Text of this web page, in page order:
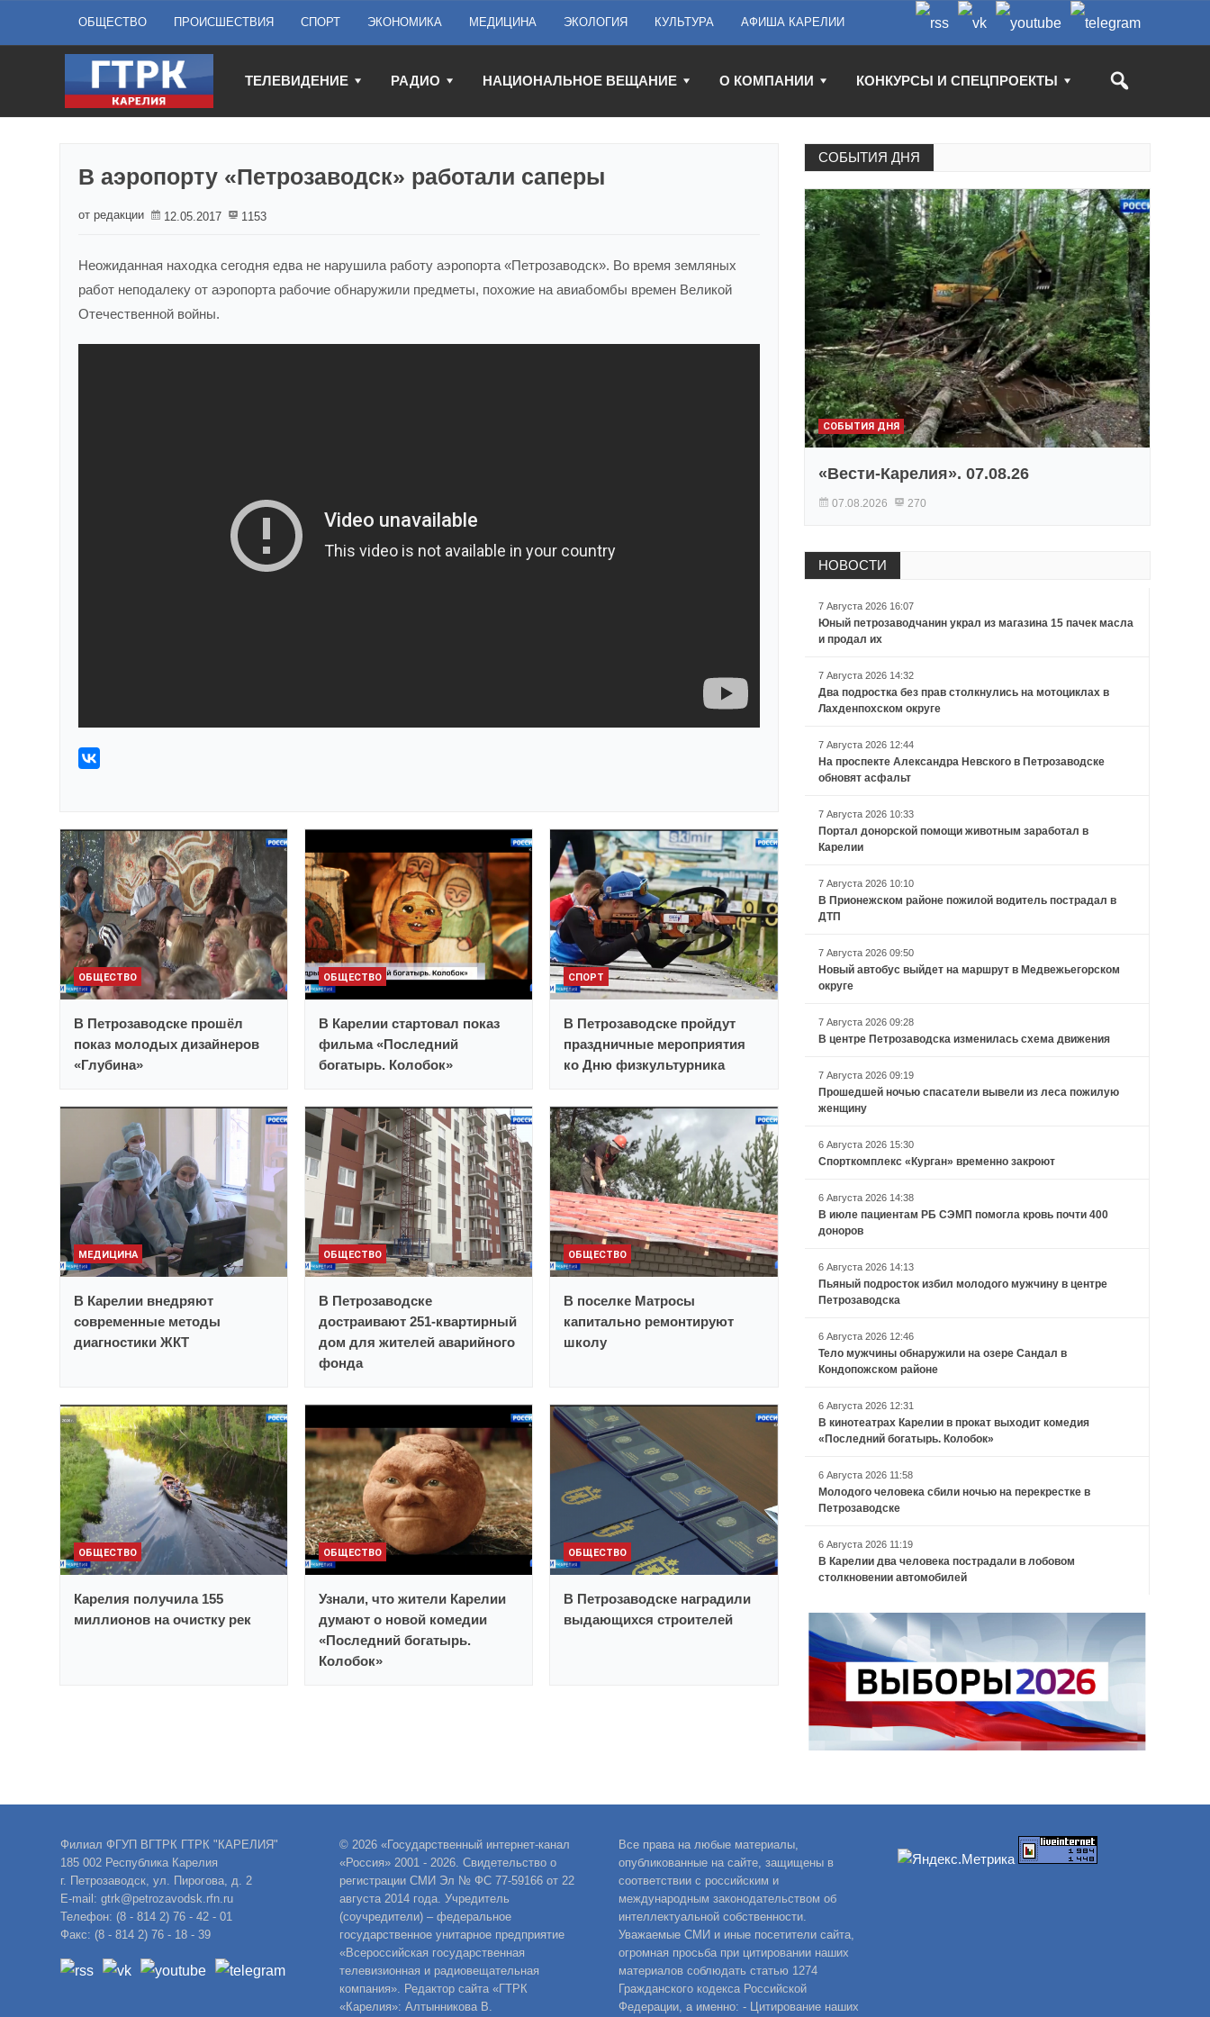
ОБЩЕСТВО ПРОИСШЕСТВИЯ СПОРТ ЭКОНОМИКА МЕДИЦИНА ЭКОЛОГИЯ КУЛЬТУРА АФИША КАРЕЛИИ
ТЕЛЕВИДЕНИЕ РАДИО НАЦИОНАЛЬНОЕ ВЕЩАНИЕ О КОМПАНИИ КОНКУРСЫ И СПЕЦПРОЕКТЫ
В аэропорту «Петрозаводск» работали саперы
от редакции 12.05.2017 1153
Неожиданная находка сегодня едва не нарушила работу аэропорта «Петрозаводск». Во время земляных
работ неподалеку от аэропорта рабочие обнаружили предметы, похожие на авиабомбы времен Великой
Отечественной войны.
ОБЩЕСТВО
В Петрозаводске прошёл
показ молодых дизайнеров
«Глубина»
ОБЩЕСТВО
В Карелии стартовал показ
фильма «Последний
богатырь. Колобок»
СПОРТ
В Петрозаводске пройдут
праздничные мероприятия
ко Дню физкультурника
МЕДИЦИНА
В Карелии внедряют
современные методы
диагностики ЖКТ
ОБЩЕСТВО
В Петрозаводске
достраивают 251-квартирный
дом для жителей аварийного
фонда
ОБЩЕСТВО
В поселке Матросы
капитально ремонтируют
школу
ОБЩЕСТВО
Карелия получила 155
миллионов на очистку рек
ОБЩЕСТВО
Узнали, что жители Карелии
думают о новой комедии
«Последний богатырь.
Колобок»
ОБЩЕСТВО
В Петрозаводске наградили
выдающихся строителей
СОБЫТИЯ ДНЯ
СОБЫТИЯ ДНЯ
«Вести-Карелия». 07.08.26
07.08.2026 270
НОВОСТИ
7 Августа 2026 16:07
Юный петрозаводчанин украл из магазина 15 пачек масла
и продал их
7 Августа 2026 14:32
Два подростка без прав столкнулись на мотоциклах в
Лахденпохском округе
7 Августа 2026 12:44
На проспекте Александра Невского в Петрозаводске
обновят асфальт
7 Августа 2026 10:33
Портал донорской помощи животным заработал в
Карелии
7 Августа 2026 10:10
В Прионежском районе пожилой водитель пострадал в
ДТП
7 Августа 2026 09:50
Новый автобус выйдет на маршрут в Медвежьегорском
округе
7 Августа 2026 09:28
В центре Петрозаводска изменилась схема движения
7 Августа 2026 09:19
Прошедшей ночью спасатели вывели из леса пожилую
женщину
6 Августа 2026 15:30
Спорткомплекс «Курган» временно закроют
6 Августа 2026 14:38
В июле пациентам РБ СЭМП помогла кровь почти 400
доноров
6 Августа 2026 14:13
Пьяный подросток избил молодого мужчину в центре
Петрозаводска
6 Августа 2026 12:46
Тело мужчины обнаружили на озере Сандал в
Кондопожском районе
6 Августа 2026 12:31
В кинотеатрах Карелии в прокат выходит комедия
«Последний богатырь. Колобок»
6 Августа 2026 11:58
Молодого человека сбили ночью на перекрестке в
Петрозаводске
6 Августа 2026 11:19
В Карелии два человека пострадали в лобовом
столкновении автомобилей
Филиал ФГУП ВГТРК ГТРК "КАРЕЛИЯ"
185 002 Республика Карелия
г. Петрозаводск, ул. Пирогова, д. 2
E-mail: gtrk@petrozavodsk.rfn.ru
Телефон: (8 - 814 2) 76 - 42 - 01
Факс: (8 - 814 2) 76 - 18 - 39
© 2026 «Государственный интернет-канал
«Россия» 2001 - 2026. Свидетельство о
регистрации СМИ Эл № ФС 77-59166 от 22
августа 2014 года. Учредитель
(соучредители) – федеральное
государственное унитарное предприятие
«Всероссийская государственная
телевизионная и радиовещательная
компания». Редактор сайта «ГТРК
«Карелия»: Алтынникова В.
Все права на любые материалы,
опубликованные на сайте, защищены в
соответствии с российским и
международным законодательством об
интеллектуальной собственности.
Уважаемые СМИ и иные посетители сайта,
огромная просьба при цитировании наших
материалов соблюдать статью 1274
Гражданского кодекса Российской
Федерации, а именно: - Цитирование наших